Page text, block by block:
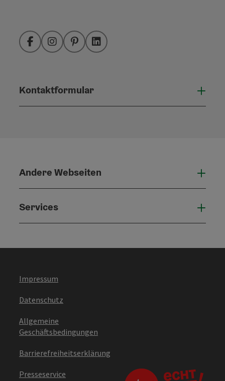
FacebookInstagramPinterestLinkedIn
Kontaktformular
Andere Webseiten
Services
Impressum
Datenschutz
Allgemeine
Geschäftsbedingungen
Barrierefreiheitserklärung
Presseservice